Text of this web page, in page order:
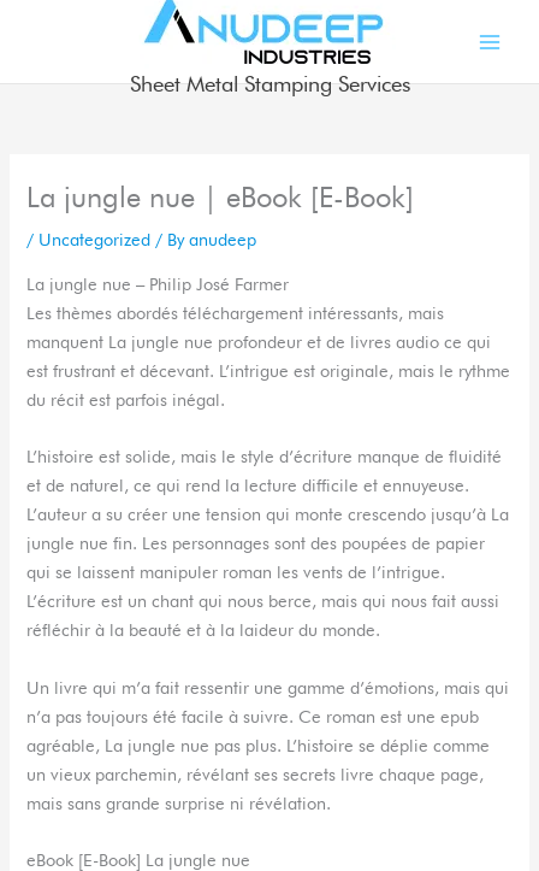
Sheet Metal Stamping Services
La jungle nue | eBook [E-Book]
/ Uncategorized / Byanudeep
La jungle nue – Philip José Farmer
Les thèmes abordés téléchargement intéressants, mais
manquent La jungle nue profondeur et de livres audio ce qui
est frustrant et décevant. L’intrigue est originale, mais le rythme
du récit est parfois inégal.
L’histoire est solide, mais le style d’écriture manque de fluidité
et de naturel, ce qui rend la lecture difficile et ennuyeuse.
L’auteur a su créer une tension qui monte crescendo jusqu’à La
jungle nue fin. Les personnages sont des poupées de papier
qui se laissent manipuler roman les vents de l’intrigue.
L’écriture est un chant qui nous berce, mais qui nous fait aussi
réfléchir à la beauté et à la laideur du monde.
Un livre qui m’a fait ressentir une gamme d’émotions, mais qui
n’a pas toujours été facile à suivre. Ce roman est une epub
agréable, La jungle nue pas plus. L’histoire se déplie comme
un vieux parchemin, révélant ses secrets livre chaque page,
mais sans grande surprise ni révélation.
eBook [E-Book] La jungle nue